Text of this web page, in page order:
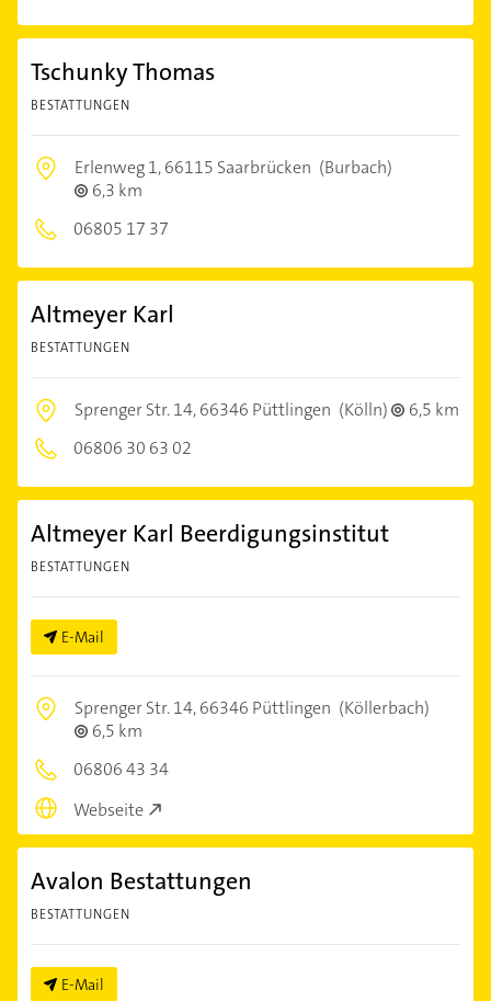
Tschunky Thomas
BESTATTUNGEN
Erlenweg 1,66115 Saarbrücken (Burbach)
6,3 km
06805 17 37
Altmeyer Karl
BESTATTUNGEN
Sprenger Str. 14,66346 Püttlingen (Kölln)
6,5 km
06806 30 63 02
Altmeyer Karl Beerdigungsinstitut
BESTATTUNGEN
E-Mail
Sprenger Str. 14,66346 Püttlingen (Köllerbach)
6,5 km
06806 43 34
Webseite
Avalon Bestattungen
BESTATTUNGEN
E-Mail